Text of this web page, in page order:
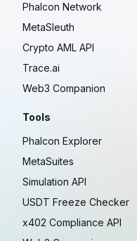
Phalcon Network
MetaSleuth
Crypto AML API
Trace.ai
Web3 Companion
Tools
Phalcon Explorer
MetaSuites
Simulation API
USDT Freeze Checker
x402 Compliance API